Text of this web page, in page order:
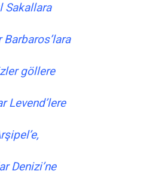
Sakallara
göllere
Levend’lere
Denizi’ne